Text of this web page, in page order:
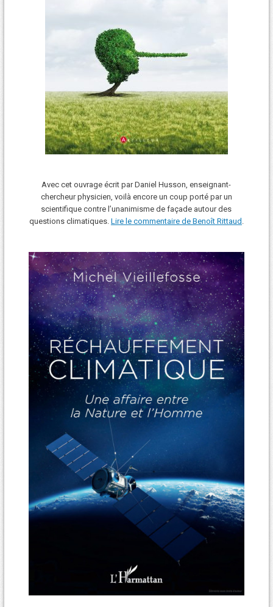
Avec cet ouvrage écrit par Daniel Husson, enseignant-
chercheur physicien, voilà encore un coup porté par un
scientifique contre l’unanimisme de façade autour des
questions climatiques. Lire le commentaire de Benoît Rittaud